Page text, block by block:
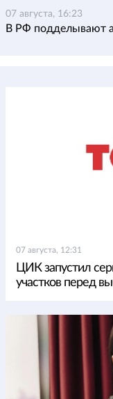
07 августа, 16:23
В РФ подделывают
07 августа, 12:31
ЦИК запустил
участков перед